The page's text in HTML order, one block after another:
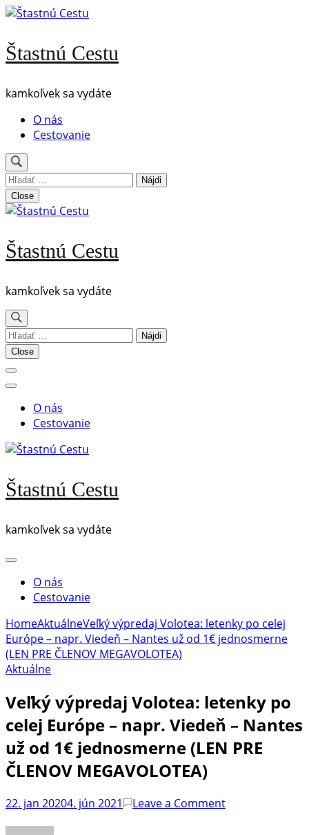
Skip
content
(Press
Štastnú Cestu
kamkoľvek sa vydáte
O nás
Cestovanie
Hľadať:
Close
Štastnú Cestu
kamkoľvek sa vydáte
Hľadať:
Close
O nás
Cestovanie
Štastnú Cestu
kamkoľvek sa vydáte
O nás
Cestovanie
HomeAktuálneVeľký výpredaj Volotea: letenky po celej
Európe – napr. Viedeň – Nantes už od 1€ jednosmerne
(LEN PRE ČLENOV MEGAVOLOTEA)
Aktuálne
Veľký výpredaj Volotea: letenky po
celej Európe – napr. Viedeň – Nantes
už od 1€ jednosmerne (LEN PRE
ČLENOV MEGAVOLOTEA)
22. jan 20204. jún 2021 Leave a Commenton